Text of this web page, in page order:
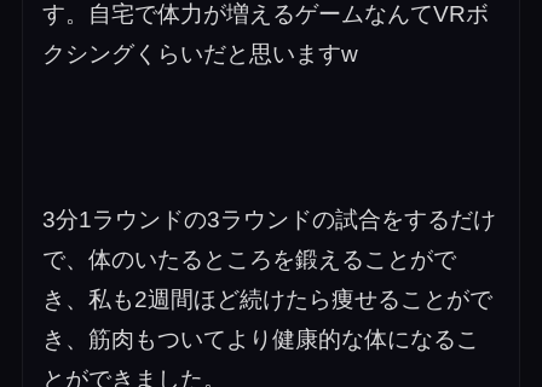
す。自宅で体力が増えるゲームなんてVRボ
クシングくらいだと思いますw
3分1ラウンドの3ラウンドの試合をするだけ
で、体のいたるところを鍛えることがで
き、私も2週間ほど続けたら痩せることがで
き、筋肉もついてより健康的な体になるこ
とができました。